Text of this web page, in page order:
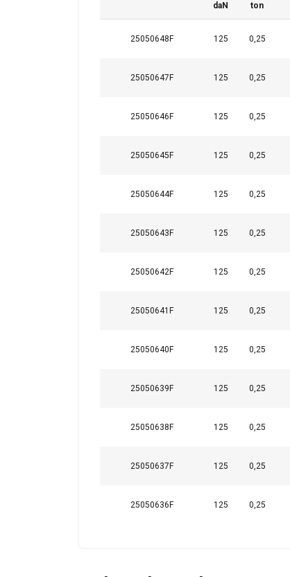
daN
ton
25050648F 125 0,25
25050647F 125 0,25
25050646F 125 0,25
25050645F 125 0,25
25050644F 125 0,25
25050643F 125 0,25
25050642F 125 0,25
25050641F 125 0,25
25050640F 125 0,25
25050639F 125 0,25
25050638F 125 0,25
25050637F 125 0,25
25050636F 125 0,25